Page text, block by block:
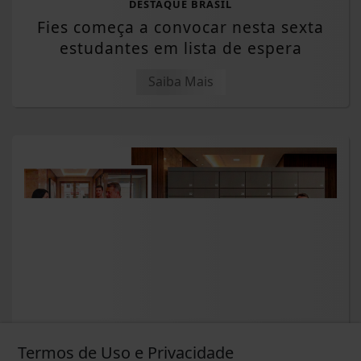
DESTAQUE BRASIL
Fies começa a convocar nesta sexta
estudantes em lista de espera
Saiba Mais
Termos de Uso e Privacidade